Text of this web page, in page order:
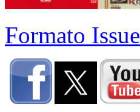
Formato Issue